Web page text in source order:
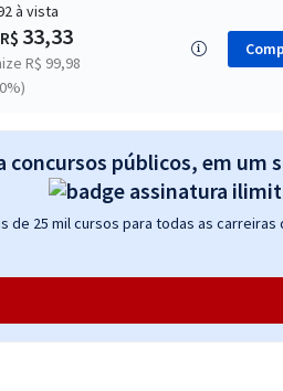
à vista
R$ 33,33
R$ 99,98
concursos públicos, em um
de 25 mil cursos para todas as carreiras